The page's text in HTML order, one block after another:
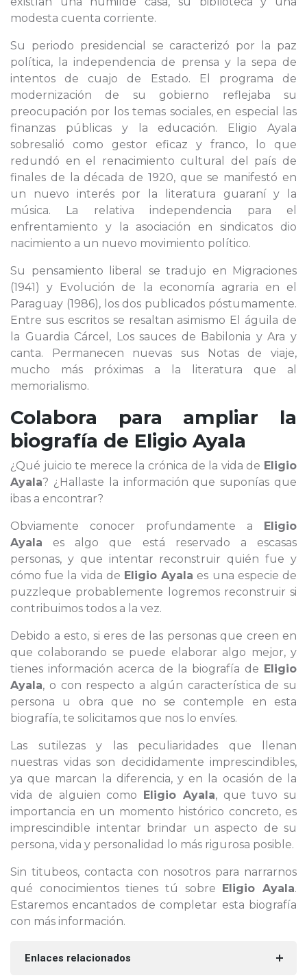
modesta cuenta corriente.
Su periodo presidencial se caracterizó por la paz
política, la independencia de prensa y la sepa de
intentos de cuajo de Estado. El programa de
modernización de su gobierno reflejaba su
preocupación por los temas sociales, en especial las
finanzas públicas y la educación. Eligio Ayala
sobresalió como gestor eficaz y franco, lo que
redundó en el renacimiento cultural del país de
finales de la década de 1920, que se manifestó en
un nuevo interés por la literatura guaraní y la
música. La relativa independencia para el
enfrentamiento y la asociación en sindicatos dio
nacimiento a un nuevo movimiento político.
Su pensamiento liberal se tradujo en Migraciones
(1941) y Evolución de la economía agraria en el
Paraguay (1986), los dos publicados póstumamente.
Entre sus escritos se resaltan asimismo El águila de
la Guardia Cárcel, Los sauces de Babilonia y Ara y
canta. Permanecen nuevas sus Notas de viaje,
mucho más próximas a la literatura que al
memorialismo.
Colabora para ampliar la
biografía de Eligio Ayala
¿Qué juicio te merece la crónica de la vida de Eligio
Ayala? ¿Hallaste la información que suponías que
ibas a encontrar?
Obviamente conocer profundamente a Eligio
Ayala es algo que está reservado a escasas
personas, y que intentar reconstruir quién fue y
cómo fue la vida de Eligio Ayala es una especie de
puzzleque probablemente logremos reconstruir si
contribuimos todos a la vez.
Debido a esto, si eres de las personas que creen en
que colaborando se puede elaborar algo mejor, y
tienes información acerca de la biografía de Eligio
Ayala, o con respecto a algún característica de su
persona u obra que no se contemple en esta
biografía, te solicitamos que nos lo envíes.
Las sutilezas y las peculiaridades que llenan
nuestras vidas son decididamente imprescindibles,
ya que marcan la diferencia, y en la ocasión de la
vida de alguien como Eligio Ayala, que tuvo su
importancia en un momento histórico concreto, es
imprescindible intentar brindar un aspecto de su
persona, vida y personalidad lo más rigurosa posible.
Sin titubeos, contacta con nosotros para narrarnos
qué conocimientos tienes tú sobre Eligio Ayala.
Estaremos encantados de completar esta biografía
con más información.
Enlaces relacionados